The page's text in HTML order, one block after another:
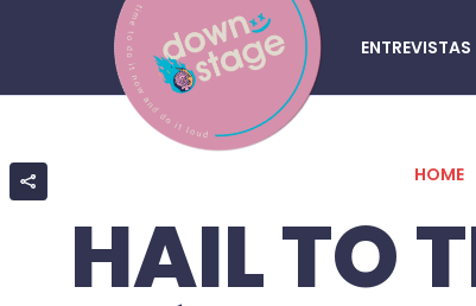
ENTREVISTAS
HOME
HAIL TO